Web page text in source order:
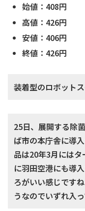
始値：408円
高値：426円
安値：406円
終値：426円
装着型のロボット
25日、展開する除
ば市の本庁舎に導
品は20年3月には
に羽田空港にも導
ろがいい感じです
うなのでいずれ入